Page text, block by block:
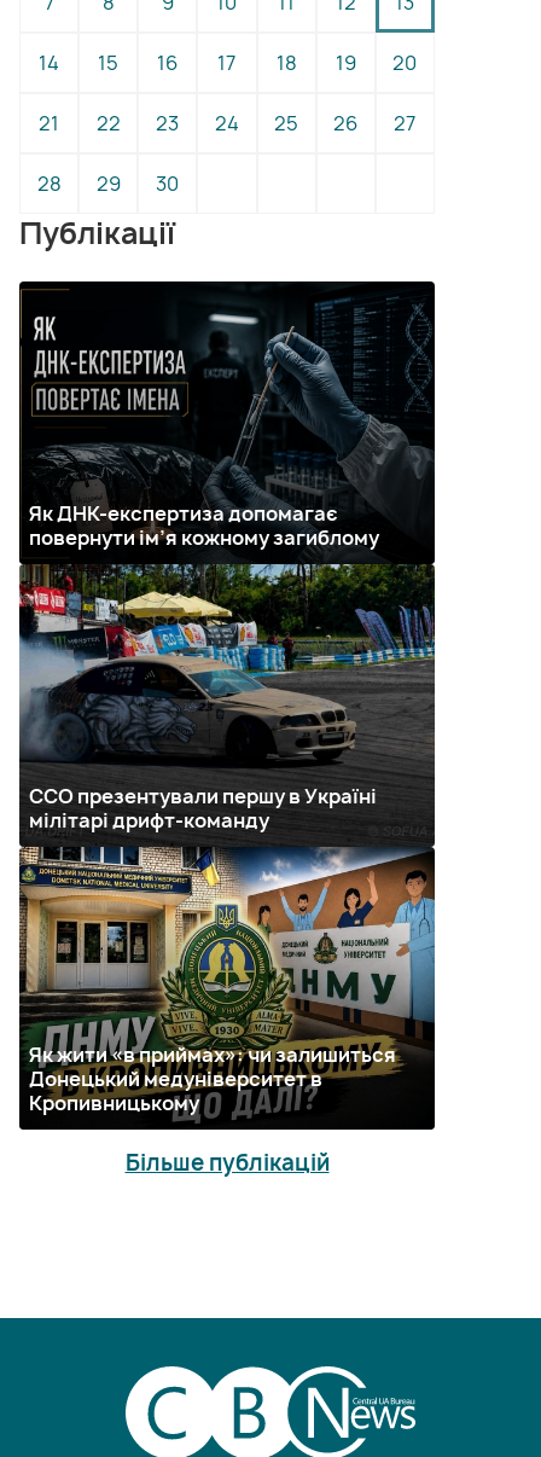
14 15 16 17 18 19 20
21 22 23 24 25 26 27
28 29 30
Публікації
Як ДНК-експертиза допомагає
повернути ім’я кожному загиблому
ССО презентували першу в Україні
мілітарі дрифт-команду
Як жити «в приймах»: чи залишиться
Донецький медуніверситет в
Кропивницькому
Більше публікацій